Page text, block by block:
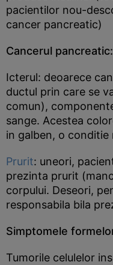
pacientilor nou-
cancer pancreatic)
Cancerul
Icterul: deoarece
ductul prin care se
comun),
sange. Acestea
in galben, o conditie
Prurit: uneori,
prezinta prurit
corpului. Deseori,
responsabila bila
Simptomele
Tumorile celulelor